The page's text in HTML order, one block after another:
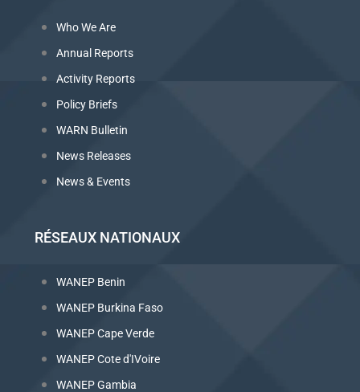
Who We Are
Annual Reports
Activity Reports
Policy Briefs
WARN Bulletin
News Releases
News & Events
RÉSEAUX NATIONAUX
WANEP Benin
WANEP Burkina Faso
WANEP Cape Verde
WANEP Cote d'IVoire
WANEP Gambia